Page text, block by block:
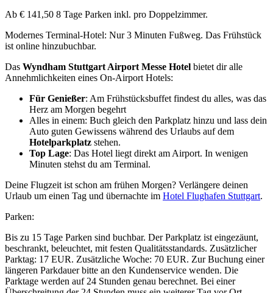
Ab € 141,50 8 Tage Parken inkl. pro Doppelzimmer.
Modernes Terminal-Hotel: Nur 3 Minuten Fußweg. Das Frühstück
ist online hinzubuchbar.
Das Wyndham Stuttgart Airport Messe Hotel bietet dir alle
Annehmlichkeiten eines On-Airport Hotels:
Für Genießer: Am Frühstücksbuffet findest du alles, was das
Herz am Morgen begehrt
Alles in einem: Buch gleich den Parkplatz hinzu und lass dein
Auto guten Gewissens während des Urlaubs auf dem
Hotelparkplatz stehen.
Top Lage: Das Hotel liegt direkt am Airport. In wenigen
Minuten stehst du am Terminal.
Deine Flugzeit ist schon am frühen Morgen? Verlängere deinen
Urlaub um einen Tag und übernachte im Hotel Flughafen Stuttgart.
Parken:
Bis zu 15 Tage Parken sind buchbar. Der Parkplatz ist eingezäunt,
beschrankt, beleuchtet, mit festen Qualitätsstandards. Zusätzlicher
Parktag: 17 EUR. Zusätzliche Woche: 70 EUR. Zur Buchung einer
längeren Parkdauer bitte an den Kundenservice wenden. Die
Parktage werden auf 24 Stunden genau berechnet. Bei einer